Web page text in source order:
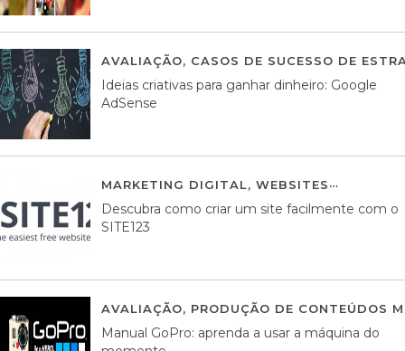
AVALIAÇÃO, CASOS DE SUCESSO DE
Ideias criativas para ganhar dinheiro: Google
AdSense
MARKETING DIGITAL, WEBSITES
Descubra como criar um site facilmente com o
SITE123
AVALIAÇÃO, PRODUÇÃO DE CONTEÚDOS
Manual GoPro: aprenda a usar a máquina do